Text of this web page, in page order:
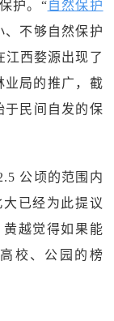
护。“自然保护
、不够自然保护
江西婺源出现了
业局的推广，截
于民间自发的保
公顷的范围内
已经为此提议
越觉得如果能
校、公园的榜